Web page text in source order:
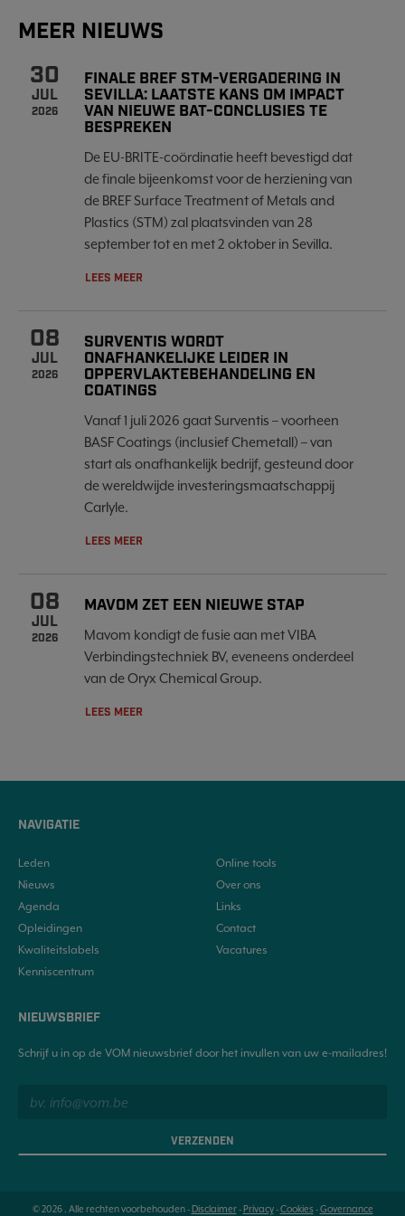
MEER NIEUWS
30
JUL
2026
FINALE BREF STM-VERGADERING IN
SEVILLA: LAATSTE KANS OM IMPACT
VAN NIEUWE BAT-CONCLUSIES TE
BESPREKEN
De EU-BRITE-coördinatie heeft bevestigd dat
de finale bijeenkomst voor de herziening van
de BREF Surface Treatment of Metals and
Plastics (STM) zal plaatsvinden van 28
september tot en met 2 oktober in Sevilla.
LEES MEER
08
JUL
2026
SURVENTIS WORDT
ONAFHANKELIJKE LEIDER IN
OPPERVLAKTEBEHANDELING EN
COATINGS
Vanaf 1 juli 2026 gaat Surventis – voorheen
BASF Coatings (inclusief Chemetall) – van
start als onafhankelijk bedrijf, gesteund door
de wereldwijde investeringsmaatschappij
Carlyle.
LEES MEER
08
JUL
2026
MAVOM ZET EEN NIEUWE STAP
Mavom kondigt de fusie aan met VIBA
Verbindingstechniek BV, eveneens onderdeel
van de Oryx Chemical Group.
LEES MEER
NAVIGATIE
Leden
Nieuws
Agenda
Opleidingen
Kwaliteitslabels
Kenniscentrum
Online tools
Over ons
Links
Contact
Vacatures
NIEUWSBRIEF
Schrijf u in op de VOM nieuwsbrief door het invullen van uw e-mailadres!
VERZENDEN
© 2026 . Alle rechten voorbehouden -Disclaimer-Privacy-Cookies-Governance